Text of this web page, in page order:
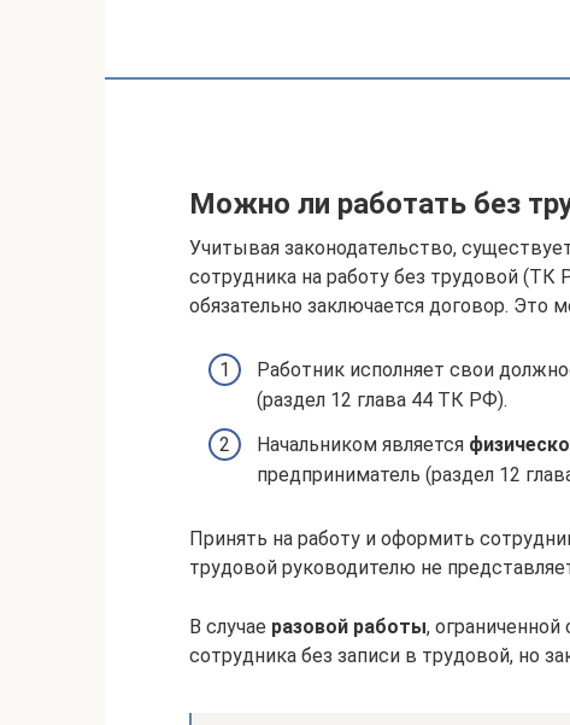
Можно ли работать без
Учитывая законодательство,
сотрудника на работу без трудовой
обязательно заключается договор. Это
Работник исполняет свои
(раздел 12 глава 44 ТК РФ).
Начальником является
предприниматель (раздел 12
Принять на работу и оформить
трудовой руководителю не
В случае разовой работы,
сотрудника без записи в трудовой, но